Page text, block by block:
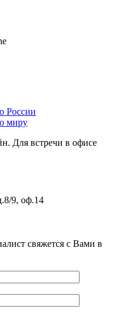
России
миру
Для встречи в офисе
9, оф.14
свяжется с Вами в